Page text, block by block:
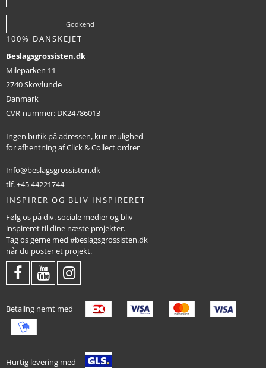
Godkend
100% DANSKEJET
Beslagsgrossisten.dk
Mileparken 11
2740 Skovlunde
Danmark
CVR-nummer: DK24786013
Ingen butik på adressen, kun mulighed
for afhentning af Click & Collect ordrer
Info@beslagsgrossisten.dk
tlf. +45 44221744
INSPIRER OG BLIV INSPIRERET
Følg os på div. sociale medier og bliv
inspireret til dine næste projekter.
Tag os gerne med #beslagsgrossisten.dk
når du poster et projekt.
Betaling nemt med
Hurtig levering med